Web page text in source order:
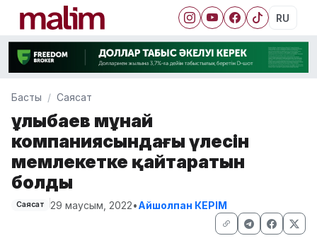
RU
Басты Саясат
Құлыбаев мұнай
компаниясындағы үлесін
мемлекетке қайтаратын
болды
Саясат 29 маусым, 2022•Айшолпан КЕРІМ